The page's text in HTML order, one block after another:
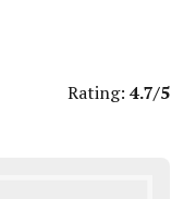
Rating: 4.7/5